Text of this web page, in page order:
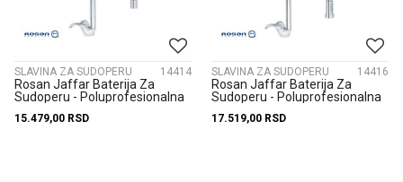
SLAVINA ZA SUDOPERU 14414
Rosan Jaffar Baterija Za
Sudoperu - Poluprofesionalna
15.479,00 RSD
SLAVINA ZA SUDOPERU 14416
Rosan Jaffar Baterija Za
Sudoperu - Poluprofesionalna
17.519,00 RSD